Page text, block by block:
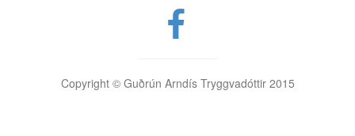
Copyright © Guðrún Arndís Tryggvadóttir 2015